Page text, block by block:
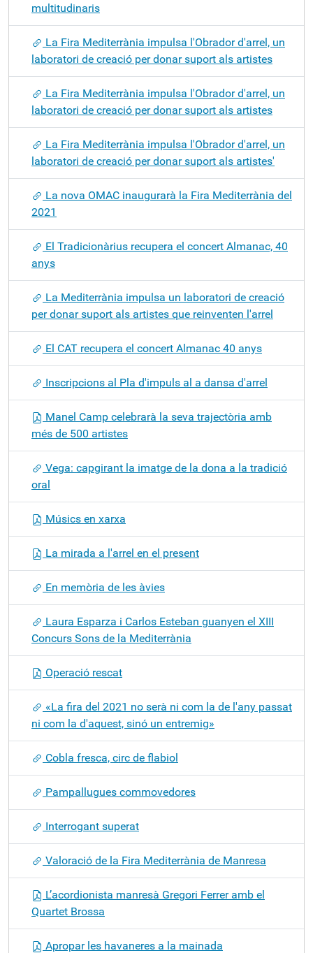
multitudinaris
La Fira Mediterrània impulsa l'Obrador d'arrel, un
laboratori de creació per donar suport als artistes
La Fira Mediterrània impulsa l'Obrador d'arrel, un
laboratori de creació per donar suport als artistes
La Fira Mediterrània impulsa l'Obrador d'arrel, un
laboratori de creació per donar suport als artistes'
La nova OMAC inaugurarà la Fira Mediterrània del
2021
El Tradicionàrius recupera el concert Almanac, 40
anys
La Mediterrània impulsa un laboratori de creació
per donar suport als artistes que reinventen l'arrel
El CAT recupera el concert Almanac 40 anys
Inscripcions al Pla d'impuls al a dansa d'arrel
Manel Camp celebrarà la seva trajectòria amb
més de 500 artistes
Vega: capgirant la imatge de la dona a la tradició
oral
Músics en xarxa
La mirada a l'arrel en el present
En memòria de les àvies
Laura Esparza i Carlos Esteban guanyen el XIII
Concurs Sons de la Mediterrània
Operació rescat
«La fira del 2021 no serà ni com la de l'any passat
ni com la d'aquest, sinó un entremig»
Cobla fresca, circ de flabiol
Pampallugues commovedores
Interrogant superat
Valoració de la Fira Mediterrània de Manresa
L’acordionista manresà Gregori Ferrer amb el
Quartet Brossa
Apropar les havaneres a la mainada